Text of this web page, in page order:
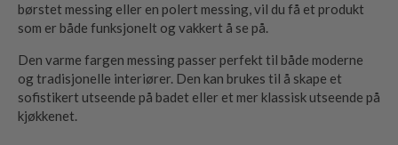
børstet messing eller en polert messing, vil du få et produkt
som er både funksjonelt og vakkert å se på.
Den varme fargen messing passer perfekt til både moderne
og tradisjonelle interiører. Den kan brukes til å skape et
sofistikert utseende på badet eller et mer klassisk utseende på
kjøkkenet.